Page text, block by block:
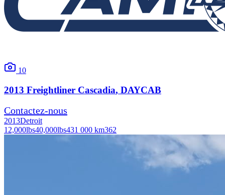
10
2013 Freightliner Cascadia, DAYCAB
Contactez-nous
2013Detroit
12,000lbs40,000lbs431 000 km362